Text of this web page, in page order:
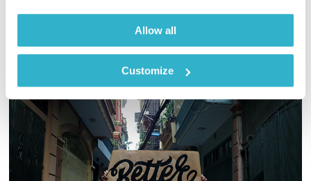
Allow all
Customize